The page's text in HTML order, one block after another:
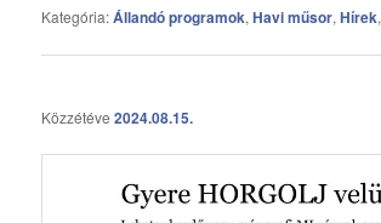
Kategória:Állandó programok,Havi műsor,Hírek,
Közzétéve2024.08.15.